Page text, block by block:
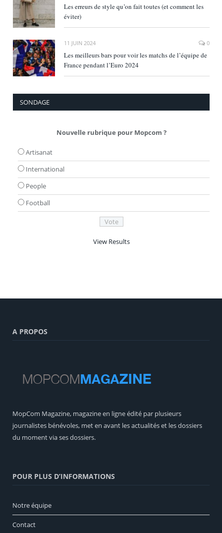
Les erreurs de style qu’on fait toutes (et comment les
éviter)
11 JUIN 2024 0
Les meilleurs bars pour voir les matchs de l’équipe de
France pendant l’Euro 2024
SONDAGE
Nouvelle rubrique pour Mopcom ?
Artisanat
International
People
Football
View Results
A PROPOS
MopCom Magazine, magazine en ligne édité par plusieurs
journalistes bénévoles, met en avant les actualités et les dossiers
du moment via ses dossiers.
POUR PLUS D’INFORMATIONS
Notre équipe
Contact